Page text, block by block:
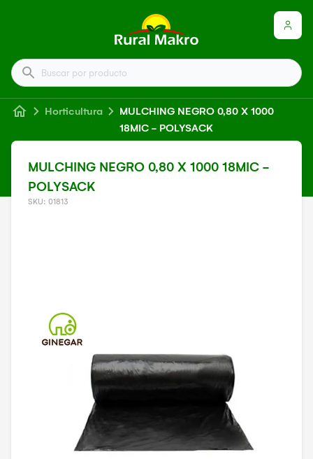
Buscar por producto
Horticultura
MULCHING NEGRO 0,80 X 1000
18MIC - POLYSACK
MULCHING NEGRO 0,80 X 1000 18MIC -
POLYSACK
SKU: 01813